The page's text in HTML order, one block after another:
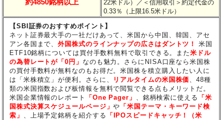
約4850銘柄以上
22米ドル）
／＜信用取引＞約定代金の
0.33％（上限16.5米ドル）
【SBI証券のおすすめポイント】
ネット証券最大手の一社だけあって、米国から中国、韓国、アセ
アン各国まで、外国株式のラインナップの広さはダントツ！
米国
ETF10銘柄については買付手数料無料で取引できる。また米ドル
の為替レートが「0円」 なのも魅力。さらにNISA口座なら米国株
の買付手数料が無料なのもお得だ。米国株を積立購入したい人に
は「米株積立」が便利。さらに、
リアルタイムの米国株価、48種
類の米国指数および板情報を無料で閲覧できる点もメリットだ。
米国企業情報のレポート
「One Pager」 、銘柄検索に使える 「米
国株式決算スケジュールページ」や 「米国テーマ・キーワード検
索」 、上場予定銘柄を紹介する 「IPOスピードキャッチ！（米